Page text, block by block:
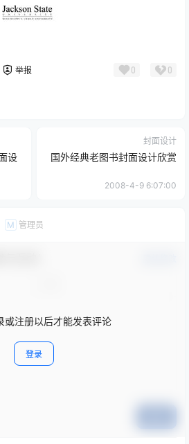
举报 0 0
设
封面设计
国外经典老图书封面设计欣赏
2008-4-9 6:07:00
M 管理员
或注册以后才能发表评论
登录